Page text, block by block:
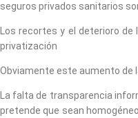
seguros privados sanitarios
Los recortes y el deterioro
privatización
Obviamente este aumento de
La falta de transparencia
pretende que sean